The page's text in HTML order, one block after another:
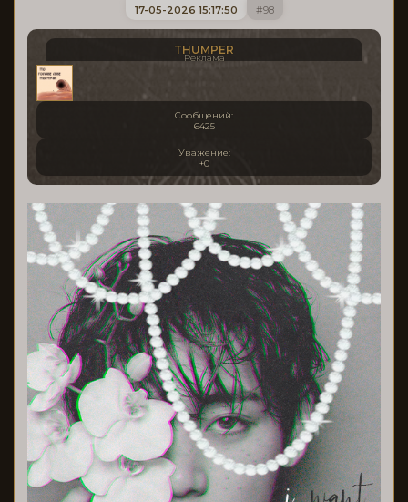
98
17-05-2026 15:17:50
THUMPER
Реклама
Сообщений:
6425
Уважение:
+0